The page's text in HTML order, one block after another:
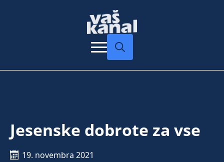
Jesenske dobrote za vse
19. novembra 2021